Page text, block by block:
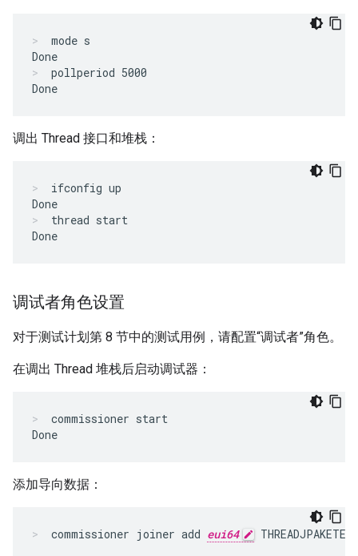
mode s
Done
pollperiod 5000
Done
调出 Thread 接口和堆栈：
ifconfig up
Done
thread start
Done
调试者角色设置
对于测试计划第 8 节中的测试用例，请配置“调试者”角色。
在调出 Thread 堆栈后启动调试器：
commissioner start
Done
添加导向数据：
commissioner joiner add eui64